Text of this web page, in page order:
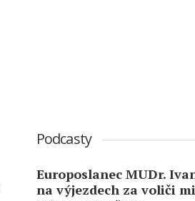
Podcasty
Europoslanec MUDr.
na výjezdech za voliči